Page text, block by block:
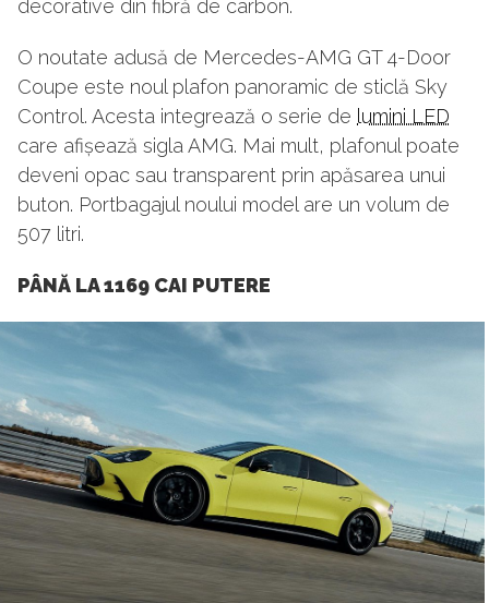
decorative din fibră de carbon.
O noutate adusă de Mercedes-AMG GT 4-Door
Coupe este noul plafon panoramic de sticlă Sky
Control. Acesta integrează o serie de lumini LED
care afișează sigla AMG. Mai mult, plafonul poate
deveni opac sau transparent prin apăsarea unui
buton. Portbagajul noului model are un volum de
507 litri.
PÂNĂ LA 1169 CAI PUTERE